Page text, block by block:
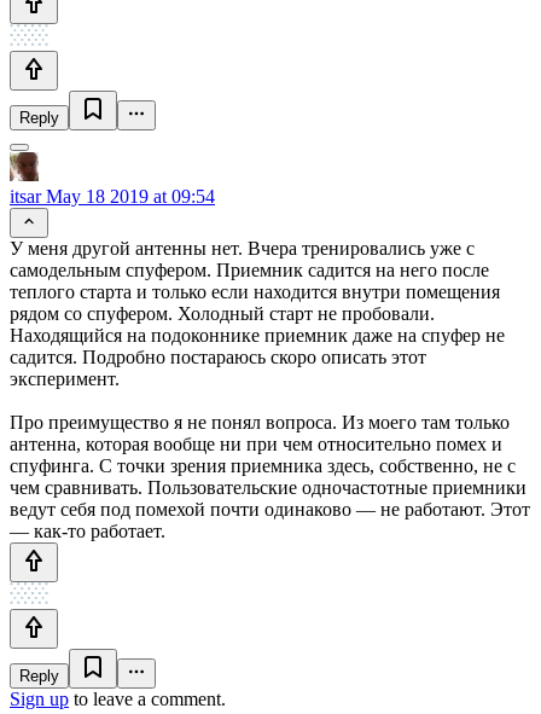
Reply
itsarMay 18 2019 at 09:54
У меня другой антенны нет. Вчера тренировались уже с
самодельным спуфером. Приемник садится на него после
теплого старта и только если находится внутри помещения
рядом со спуфером. Холодный старт не пробовали.
Находящийся на подоконнике приемник даже на спуфер не
садится. Подробно постараюсь скоро описать этот
эксперимент.
Про преимущество я не понял вопроса. Из моего там только
антенна, которая вообще ни при чем относительно помех и
спуфинга. С точки зрения приемника здесь, собственно, не с
чем сравнивать. Пользовательские одночастотные приемники
ведут себя под помехой почти одинаково — не работают. Этот
— как-то работает.
Reply
Sign up to leave a comment.